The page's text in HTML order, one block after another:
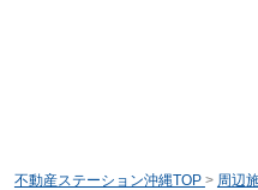
不動産ステーション沖縄TOP > 周辺